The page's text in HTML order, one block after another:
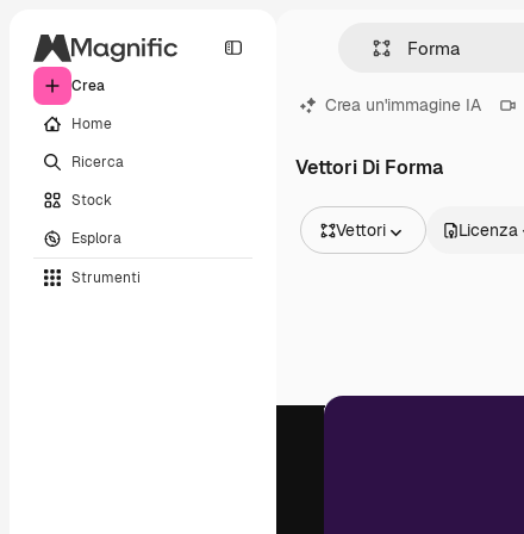
Crea
Home
Ricerca
Stock
Esplora
Strumenti
Crea un'immagine IA
Vettori Di Forma
Vettori
Video
Licenza